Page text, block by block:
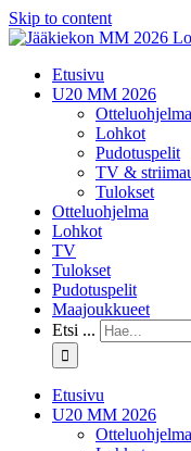
Skip to content
Etusivu
U20 MM 2026
Otteluohjelma
Lohkot
Pudotuspelit
TV &
Tulokset
Otteluohjelma
Lohkot
TV
Tulokset
Pudotuspelit
Maajoukkueet
Etsi ...
Etusivu
U20 MM 2026
Otteluohjelma